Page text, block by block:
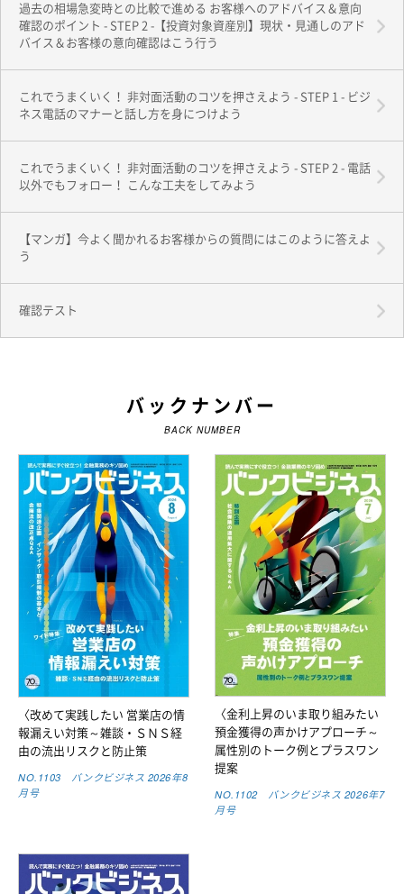
過去の相場急変時との比較で進める お客様へのアドバイス＆意向
確認のポイント - STEP 2 -【投資対象資産別】現状・見通しのアド
バイス＆お客様の意向確認はこう行う
これでうまくいく！ 非対面活動のコツを押さえよう - STEP 1 - ビジ
ネス電話のマナーと話し方を身につけよう
これでうまくいく！ 非対面活動のコツを押さえよう - STEP 2 - 電話
以外でもフォロー！ こんな工夫をしてみよう
【マンガ】今よく聞かれるお客様からの質問にはこのように答えよ
う
確認テスト
バックナンバー
BACK NUMBER
〈改めて実践したい 営業店の情
報漏えい対策～雑談・ＳＮＳ経
由の流出リスクと防止策
NO.1103 バンクビジネス 2026年8
月号
〈金利上昇のいま取り組みたい
預金獲得の声かけアプローチ～
属性別のトーク例とプラスワン
提案
NO.1102 バンクビジネス 2026年7
月号